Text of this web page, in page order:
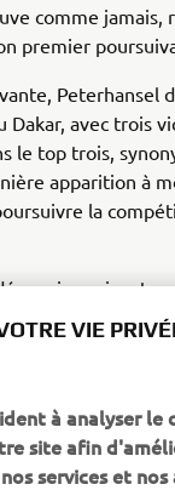
comme jamais,
premier
Peterhansel
avec trois
le top trois,
apparition à
la
sur le Dakar
dont la
et a remporté,
tout-terrain,
VIE
à analyser
site afin
services et